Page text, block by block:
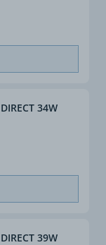
34W
39W